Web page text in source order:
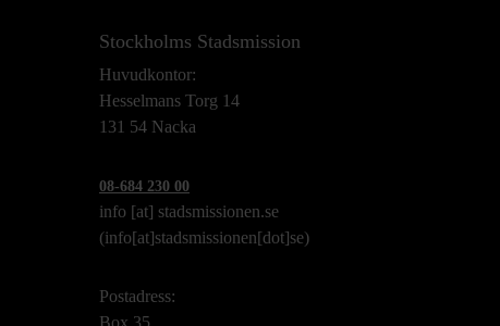
Stockholms Stadsmission
Huvudkontor:
Hesselmans Torg 14
131 54 Nacka
08-684 230 00
info [at] stadsmissionen.se
(info[at]stadsmissionen[dot]se)
Postadress:
Box 35